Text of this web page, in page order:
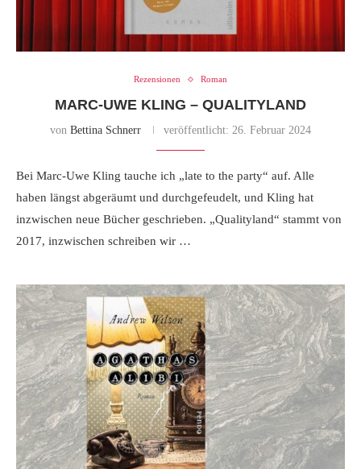
Rezensionen Roman
MARC-UWE KLING – QUALITYLAND
von Bettina Schnerr veröffentlicht: 26. Februar 2024
Bei Marc-Uwe Kling tauche ich „late to the party“ auf. Alle
haben längst abgeräumt und durchgefeudelt, und Kling hat
inzwischen neue Bücher geschrieben. „Qualityland“ stammt von
2017, inzwischen schreiben wir …